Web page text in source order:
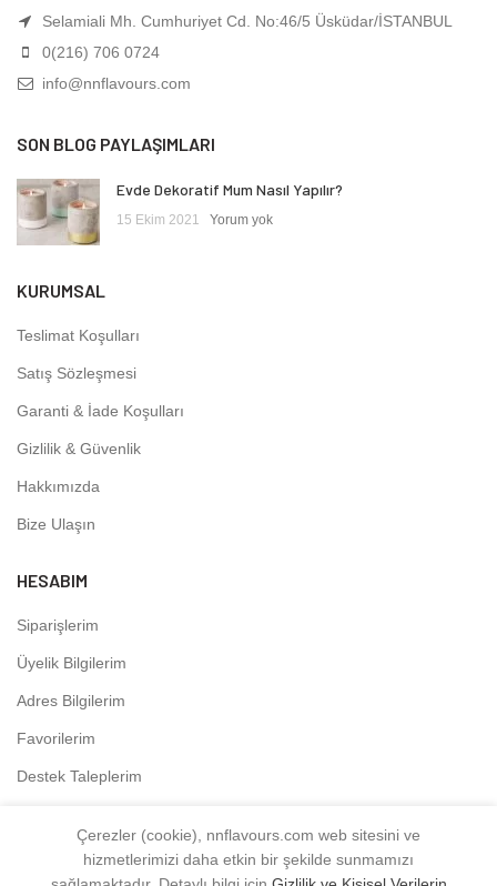
Selamiali Mh. Cumhuriyet Cd. No:46/5 Üsküdar/İSTANBUL
0(216) 706 0724
info@nnflavours.com
SON BLOG PAYLAŞIMLARI
Evde Dekoratif Mum Nasıl Yapılır?
15 Ekim 2021 Yorum yok
KURUMSAL
Teslimat Koşulları
Satış Sözleşmesi
Garanti & İade Koşulları
Gizlilik & Güvenlik
Hakkımızda
Bize Ulaşın
HESABIM
Siparişlerim
Üyelik Bilgilerim
Adres Bilgilerim
Favorilerim
Destek Taleplerim
NNFLAVOURS 2021 - Tüm Hakları Saklıdır.
Çerezler (cookie), nnflavours.com web sitesini ve
hizmetlerimizi daha etkin bir şekilde sunmamızı